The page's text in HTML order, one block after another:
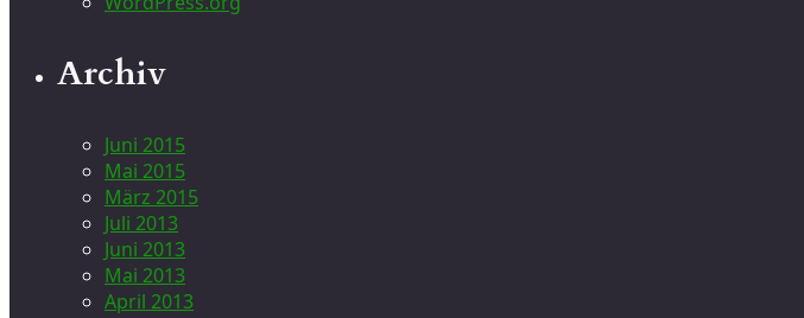
Archiv
Juni 2015
Mai 2015
März 2015
Juli 2013
Juni 2013
Mai 2013
April 2013